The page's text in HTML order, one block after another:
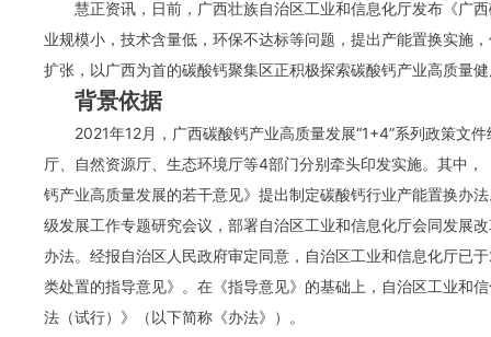
慧正资讯，日前，广西壮族自治区工业和信息化厅发布《广
业规模小，技术含量低，环保不达标等问题，提出产能置换实施
扩张，以广西为首的碳酸钙聚集区正积极探索碳酸钙产业高质量
背景依据
2021年12月，广西碳酸钙产业高质量发展“1+4”系列政策文
厅、自然资源厅、生态环境厅等4部门分别牵头印发实施。其中
钙产业高质量发展的若干意见》提出制定碳酸钙行业产能置换
级发展工作专题研究会议，部署自治区工业和信息化厅会同发展
办法。经报自治区人民政府审定同意，自治区工业和信息化厅已
类处置的指导意见》。在《指导意见》的基础上，自治区工业和
法（试行）》（以下简称《办法》）。